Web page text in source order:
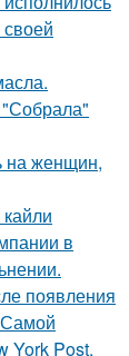
"Собрала"
на женщин,
в
появления
York Post.